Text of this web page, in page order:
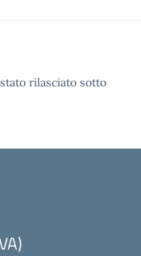
rilasciato sotto